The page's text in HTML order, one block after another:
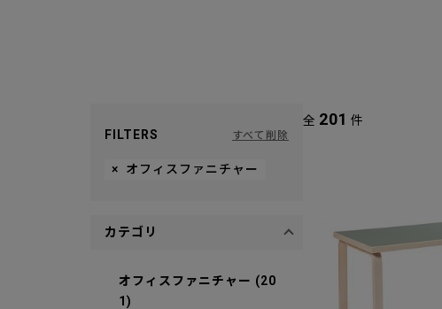
FILTERS すべて削除
× オフィスファニチャー
カテゴリ
オフィスファニチャー (20
1)
全 201 件